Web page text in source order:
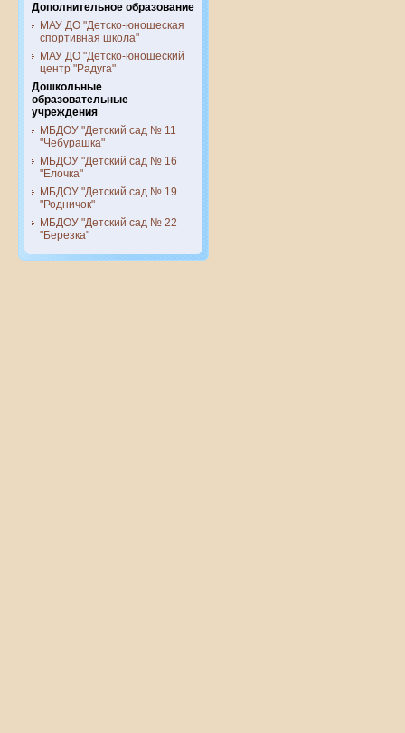
Дополнительное образование
МАУ ДО "Детско-юношеская
спортивная школа"
МАУ ДО "Детско-юношеский
центр "Радуга"
Дошкольные
образовательные
учреждения
МБДОУ "Детский сад № 11
"Чебурашка"
МБДОУ "Детский сад № 16
"Елочка"
МБДОУ "Детский сад № 19
"Родничок"
МБДОУ "Детский сад № 22
"Березка"